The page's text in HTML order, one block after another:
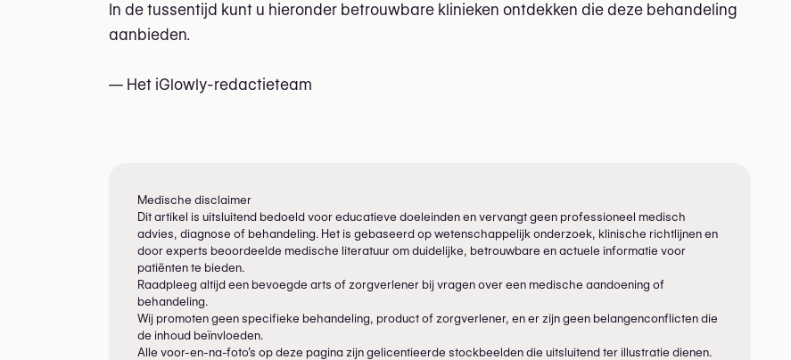
In de tussentijd kunt u hieronder betrouwbare klinieken ontdekken die deze behandeling
aanbieden.
— Het iGlowly-redactieteam
Medische disclaimer
Dit artikel is uitsluitend bedoeld voor educatieve doeleinden en vervangt geen professioneel medisch
advies, diagnose of behandeling. Het is gebaseerd op wetenschappelijk onderzoek, klinische richtlijnen en
door experts beoordeelde medische literatuur om duidelijke, betrouwbare en actuele informatie voor
patiënten te bieden.
Raadpleeg altijd een bevoegde arts of zorgverlener bij vragen over een medische aandoening of
behandeling.
Wij promoten geen specifieke behandeling, product of zorgverlener, en er zijn geen belangenconflicten die
de inhoud beïnvloeden.
Alle voor-en-na-foto’s op deze pagina zijn gelicentieerde stockbeelden die uitsluitend ter illustratie dienen.